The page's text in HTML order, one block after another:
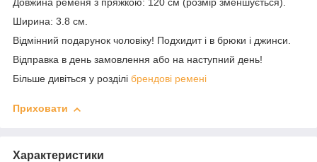
Довжина ременя з пряжкою: 120 см (розмір зменшується).
Ширина: 3.8 см.
Відмінний подарунок чоловіку! Подхидит і в брюки і джинси.
Відправка в день замовлення або на наступний день!
Більше дивіться у розділі брендові ремені
Приховати
Характеристики